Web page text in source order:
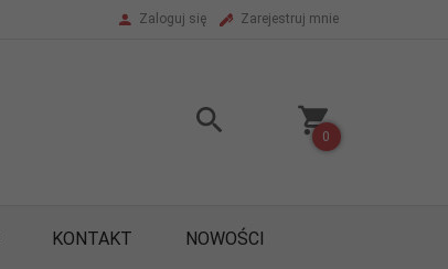
Zaloguj się Zarejestruj mnie
0
KONTAKT NOWOŚCI